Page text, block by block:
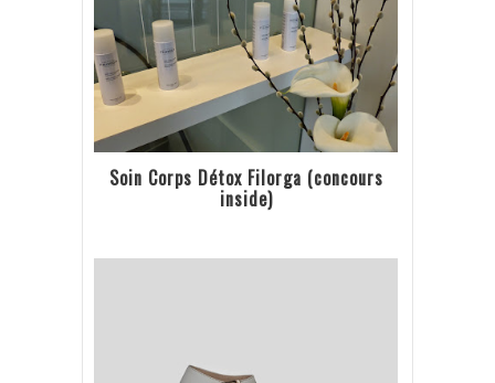
Soin Corps Détox Filorga (concours
inside)